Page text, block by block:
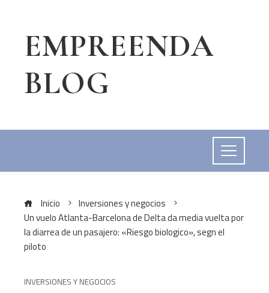
EMPREENDA
BLOG
Inicio
Inversiones y negocios
Un vuelo Atlanta-Barcelona de Delta da media vuelta por
la diarrea de un pasajero: «Riesgo biologico», segn el
piloto
INVERSIONES Y NEGOCIOS